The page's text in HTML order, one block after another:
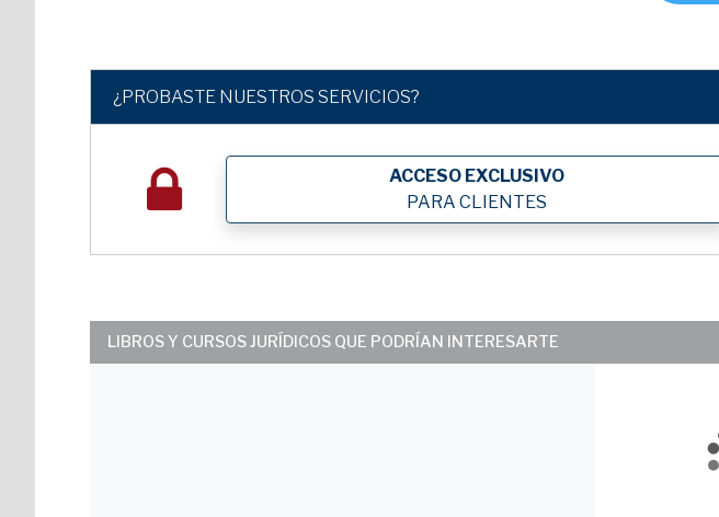
¿PROBASTE NUESTROS SERVICIOS?
ACCESO EXCLUSIVO
PARA CLIENTES
LIBROS Y CURSOS JURÍDICOS QUE PODRÍAN INTERESARTE